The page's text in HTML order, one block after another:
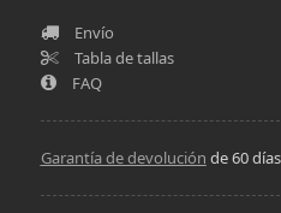
Envío
Tabla de tallas
FAQ
Garantía de devolución de 60